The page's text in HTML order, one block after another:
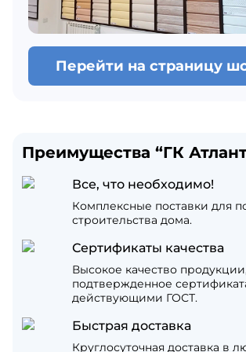
Перейти на страницу
Преимущества “ГК
Все, что необходимо!
Комплексные поставки для
строительства дома.
Сертификаты качества
Высокое качество
подтвержденное
действующими ГОСТ.
Быстрая доставка
Круглосуточная доставка в